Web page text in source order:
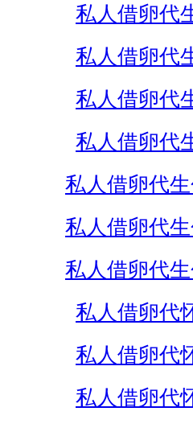
私人借卵代
私人借卵代
私人借卵代
私人借卵代
私人借卵代
私人借卵代
私人借卵代
私人借卵代
私人借卵代
私人借卵代